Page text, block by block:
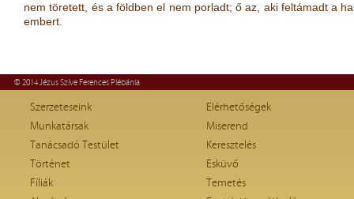
nem töretett, és a földben el nem porladt; ő az, aki feltámadt a
embert.
© 2014 Jézus Szíve Ferences Plébánia
Szerzeteseink
Munkatársak
Tanácsadó Testület
Történet
Fíliák
Elérhetőségek
Miserend
Keresztelés
Esküvő
Temetés